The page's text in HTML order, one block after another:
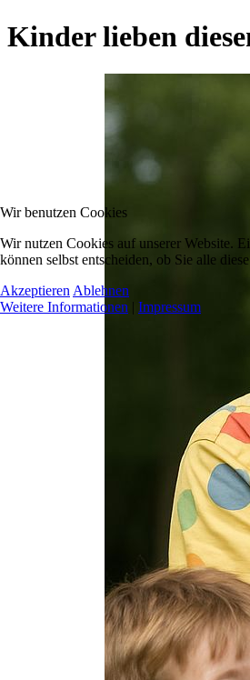
Kinder lieben
Wir benutzen Cookies
Wir nutzen Cookies auf unserer Website.
können selbst entscheiden, ob Sie alle
Akzeptieren Ablehnen
Weitere Informationen | Impressum